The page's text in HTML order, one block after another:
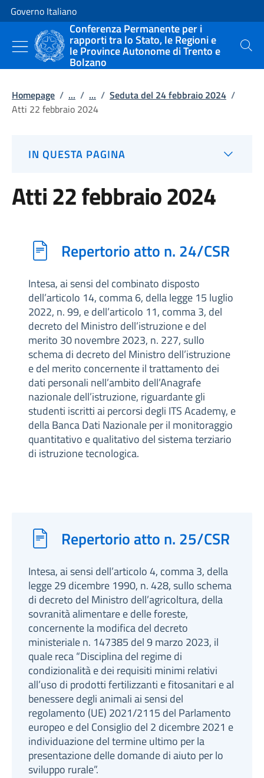
Vai al contenuto
Vai alla navigazione del sito
Governo Italiano
Conferenza Permanente per i
rapporti tra lo Stato, le Regioni e
le Province Autonome di Trento e
Bolzano
Cerca
Homepage / ... / ... / Seduta del 24 febbraio 2024 /
Atti 22 febbraio 2024
IN QUESTA PAGINA
Atti 22 febbraio 2024
Repertorio atto n. 24/CSR
Intesa, ai sensi del combinato disposto
dell’articolo 14, comma 6, della legge 15 luglio
2022, n. 99, e dell’articolo 11, comma 3, del
decreto del Ministro dell’istruzione e del
merito 30 novembre 2023, n. 227, sullo
schema di decreto del Ministro dell’istruzione
e del merito concernente il trattamento dei
dati personali nell’ambito dell’Anagrafe
nazionale dell’istruzione, riguardante gli
studenti iscritti ai percorsi degli ITS Academy, e
della Banca Dati Nazionale per il monitoraggio
quantitativo e qualitativo del sistema terziario
di istruzione tecnologica.
Repertorio atto n. 25/CSR
Intesa, ai sensi dell’articolo 4, comma 3, della
legge 29 dicembre 1990, n. 428, sullo schema
di decreto del Ministro dell’agricoltura, della
sovranità alimentare e delle foreste,
concernente la modifica del decreto
ministeriale n. 147385 del 9 marzo 2023, il
quale reca “Disciplina del regime di
condizionalità e dei requisiti minimi relativi
all’uso di prodotti fertilizzanti e fitosanitari e al
benessere degli animali ai sensi del
regolamento (UE) 2021/2115 del Parlamento
europeo e del Consiglio del 2 dicembre 2021 e
individuazione del termine ultimo per la
presentazione delle domande di aiuto per lo
sviluppo rurale”.